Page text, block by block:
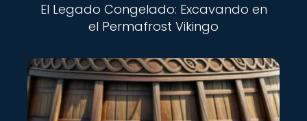
El Legado Congelado: Excavando en
el Permafrost Vikingo